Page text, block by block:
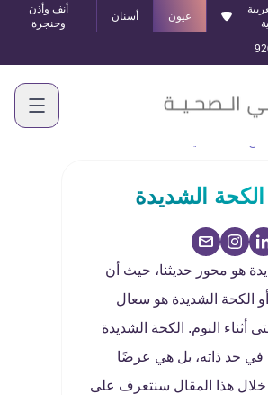
عيون أسنان
أنف وأذن
وحنجرة
الشديدة
هو محور حديثنا، حيث أن
الكحة الشديدة هو سعال
أثناء النوم. الكحة الشديدة
حد ذاته، بل هي عرضًا
خلال هذا المقال سنتعرف على